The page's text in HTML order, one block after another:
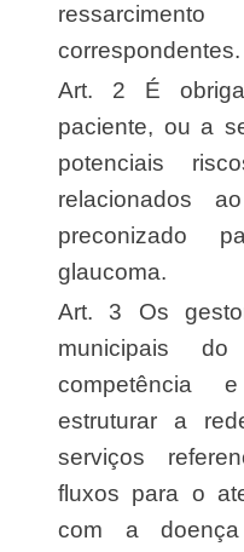
correspondentes.
Art. 2 É obrigatória a cientificação ao
paciente, ou a
potenciais
relacionados
preconizado
glaucoma.
Art. 3 Os gestores estaduais, distrital e
municipais
competência
estruturar a
serviços
fluxos para o
com a